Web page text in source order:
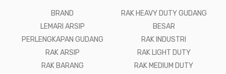
BRAND
LEMARI ARSIP
PERLENGKAPAN GUDANG
RAK ARSIP
RAK BARANG
RAK HEAVY DUTY GUDANG
BESAR
RAK INDUSTRI
RAK LIGHT DUTY
RAK MEDIUM DUTY